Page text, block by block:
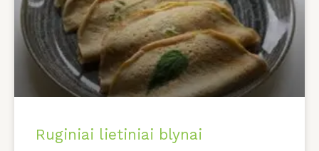
Ruginiai lietiniai blynai